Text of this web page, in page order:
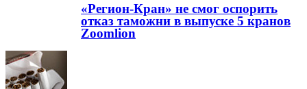
«Регион-Кран» не смог оспорить
отказ таможни в выпуске 5 кранов
Zoomlion